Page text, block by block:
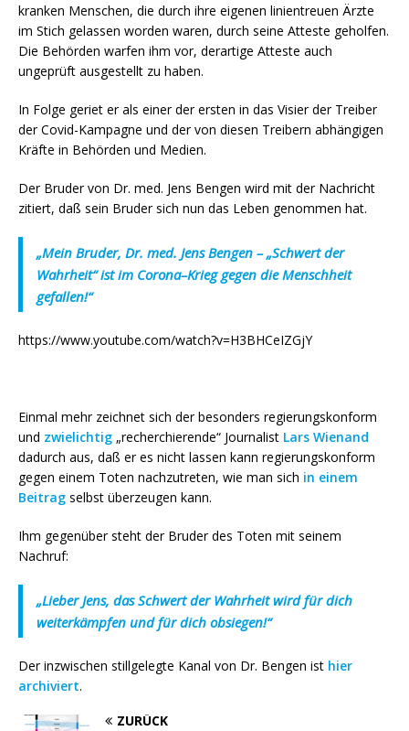
kranken Menschen, die durch ihre eigenen linientreuen Ärzte
im Stich gelassen worden waren, durch seine Atteste geholfen.
Die Behörden warfen ihm vor, derartige Atteste auch
ungeprüft ausgestellt zu haben.
In Folge geriet er als einer der ersten in das Visier der Treiber
der Covid-Kampagne und der von diesen Treibern abhängigen
Kräfte in Behörden und Medien.
Der Bruder von Dr. med. Jens Bengen wird mit der Nachricht
zitiert, daß sein Bruder sich nun das Leben genommen hat.
„Mein Bruder, Dr. med. Jens Bengen – „Schwert der
Wahrheit“ ist im Corona–Krieg gegen die Menschheit
gefallen!“
https://www.youtube.com/watch?v=H3BHCeIZGjY
Einmal mehr zeichnet sich der besonders regierungskonform
und zwielichtig „recherchierende“ Journalist Lars Wienand
dadurch aus, daß er es nicht lassen kann regierungskonform
gegen einem Toten nachzutreten, wie man sich in einem
Beitrag selbst überzeugen kann.
Ihm gegenüber steht der Bruder des Toten mit seinem
Nachruf:
„Lieber Jens, das Schwert der Wahrheit wird für dich
weiterkämpfen und für dich obsiegen!“
Der inzwischen stillgelegte Kanal von Dr. Bengen ist hier
archiviert.
ZURÜCK